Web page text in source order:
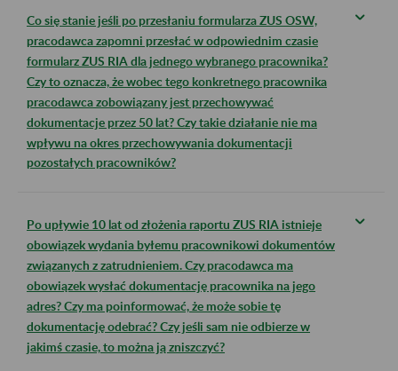
Co się stanie jeśli po przesłaniu formularza ZUS OSW,
pracodawca zapomni przesłać w odpowiednim czasie
formularz ZUS RIA dla jednego wybranego pracownika?
Czy to oznacza, że wobec tego konkretnego pracownika
pracodawca zobowiązany jest przechowywać
dokumentacje przez 50 lat? Czy takie działanie nie ma
wpływu na okres przechowywania dokumentacji
pozostałych pracowników?
Po upływie 10 lat od złożenia raportu ZUS RIA istnieje
obowiązek wydania byłemu pracownikowi dokumentów
związanych z zatrudnieniem. Czy pracodawca ma
obowiązek wysłać dokumentację pracownika na jego
adres? Czy ma poinformować, że może sobie tę
dokumentację odebrać? Czy jeśli sam nie odbierze w
jakimś czasie, to można ją zniszczyć?